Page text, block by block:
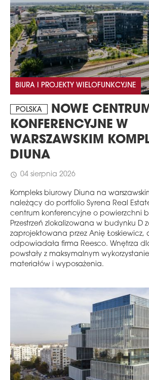
BIURA I PROJEKTY WIELOFUNKCYJNE
POLSKA
NOWE
KONFERENCYJNE W
WARSZAWSKIM
DIUNA
schedule 04 sierpnia 2026
Kompleks biurowy Diuna na
należący do portfolio Syrena Real
centrum konferencyjne o powierzchni
Przestrzeń zlokalizowana w budynku D
zaprojektowana przez Anię Łoskiewicz,
odpowiadała firma Reesco. Wnętrza
powstały z maksymalnym
materiałów i wyposażenia.